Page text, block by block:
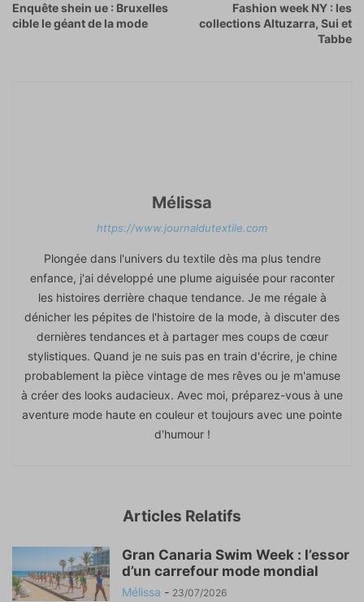
Enquête shein ue : Bruxelles
cible le géant de la mode
Fashion week NY : les
collections Altuzarra, Sui et
Tabbe
Mélissa
https://www.journaldutextile.com
Plongée dans l'univers du textile dès ma plus tendre
enfance, j'ai développé une plume aiguisée pour raconter
les histoires derrière chaque tendance. Je me régale à
dénicher les pépites de l'histoire de la mode, à discuter des
dernières tendances et à partager mes coups de cœur
stylistiques. Quand je ne suis pas en train d'écrire, je chine
probablement la pièce vintage de mes rêves ou je m'amuse
à créer des looks audacieux. Avec moi, préparez-vous à une
aventure mode haute en couleur et toujours avec une pointe
d'humour !
Articles Relatifs
Gran Canaria Swim Week : l’essor
d’un carrefour mode mondial
Mélissa - 23/07/2026